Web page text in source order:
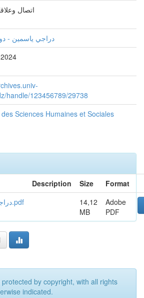
اتصال
دراجي ياسمين -
handle/123456789/29738
Sciences Humaines et Sociales
Description Size
Format
دراجي_ياسمين_دوبة_احلام.pdf
14,12
MB
Adobe
PDF
by copyright, with all rights
indicated.